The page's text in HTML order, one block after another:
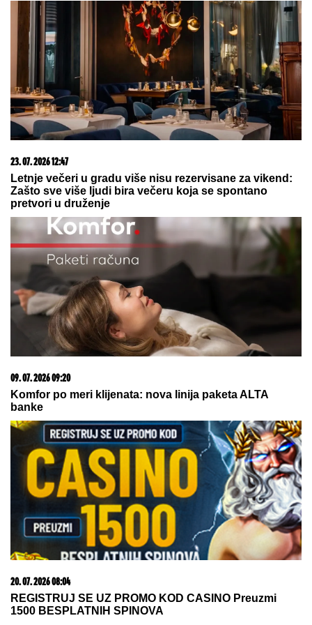
MISIJU – Pravi NEPROBOJNI ŠTIT
oko nuklearnih bombardera! (VIDEO)
by Aklamator
03. 08. 2026 07:31
25.000 kupaca već kupuje uz PerSu Extra. A ti? Saznaj
više
06. 08. 2026 07:08
Evo u kojim banjama važi vaučer od 10.000 dinara -
kompletan spisak destinacija u Srbiji